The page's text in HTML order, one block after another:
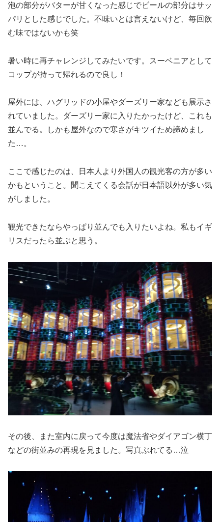
泡の部分がバターが甘くなった感じでビールの部分はサッ
パリとした感じでした。不味いとは言えないけど、毎回飲
む味ではないかも笑
暑い時に再チャレンジしてみたいです。スーベニアとして
コップが持って帰れるので良し！
屋外には、ハグリッドの小屋やダーズリー家なども展示さ
れていました。ダーズリー家に入りたかったけど、これも
並んでる。しかも屋外なので寒さがキツイため諦めまし
た…。
ここで感じたのは、日本人より外国人の観光客の方が多い
かもということ。聞こえてくる会話が日本語以外が多い気
がしました。
観光できたならやっぱり並んでも入りたいよね。私もイギ
リスだったら並ぶと思う。
その後、また室内に戻って今度は魔法省やダイアゴン横丁
などの街並みの再現を見ました。写真ぶれてる…泣